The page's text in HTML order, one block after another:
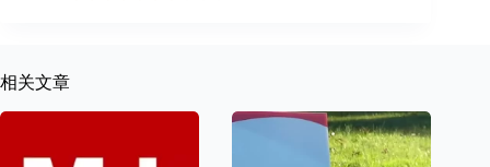
相关文章